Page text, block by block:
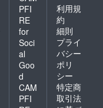
PFI
RE
for
Soci
al
Goo
d
CAM
PFI
利用規
約
細則
プライ
バシー
ポリ
シー
特定商
取引法